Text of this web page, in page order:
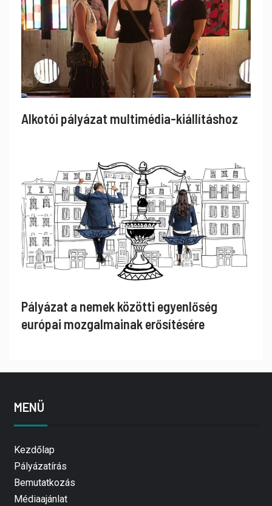
Alkotói pályázat multimédia-kiállításhoz
Pályázat a nemek közötti egyenlőség
európai mozgalmainak erősítésére
MENÜ
Kezdőlap
Pályázatírás
Bemutatkozás
Médiaajánlat